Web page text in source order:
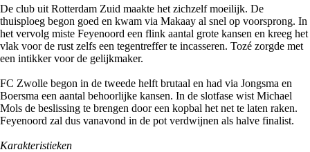
De club uit Rotterdam Zuid maakte het zichzelf moeilijk. De
thuisploeg begon goed en kwam via Makaay al snel op voorsprong. In
het vervolg miste Feyenoord een flink aantal grote kansen en kreeg het
vlak voor de rust zelfs een tegentreffer te incasseren. Tozé zorgde met
een intikker voor de gelijkmaker.
FC Zwolle begon in de tweede helft brutaal en had via Jongsma en
Boersma een aantal behoorlijke kansen. In de slotfase wist Michael
Mols de beslissing te brengen door een kopbal het net te laten raken.
Feyenoord zal dus vanavond in de pot verdwijnen als halve finalist.
Karakteristieken